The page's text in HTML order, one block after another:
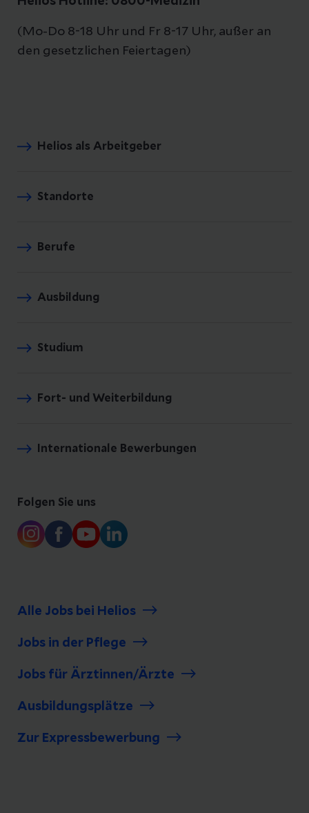
(Mo-Do 8-18 Uhr und Fr 8-17 Uhr, außer an
den gesetzlichen Feiertagen)
Helios als Arbeitgeber
Standorte
Berufe
Ausbildung
Studium
Fort- und Weiterbildung
Internationale Bewerbungen
Folgen Sie uns
Alle Jobs bei Helios
Jobs in der Pflege
Jobs für Ärztinnen/Ärzte
Ausbildungsplätze
Zur Expressbewerbung